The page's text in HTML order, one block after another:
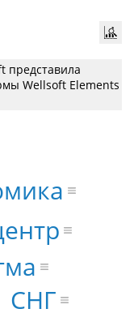
представила
Wellsoft Elements
СНГ